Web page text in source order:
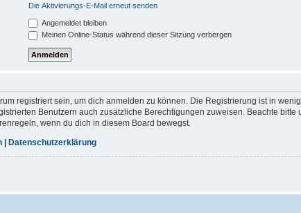
Die Aktivierungs-E-Mail erneut senden
Angemeldet bleiben
Meinen Online-Status während dieser Sitzung verbergen
registriert sein, um dich anmelden zu können. Die Registrierung ist in
Benutzern auch zusätzliche Berechtigungen zuweisen. Beachte
wenn du dich in diesem Board bewegst.
Datenschutzerklärung